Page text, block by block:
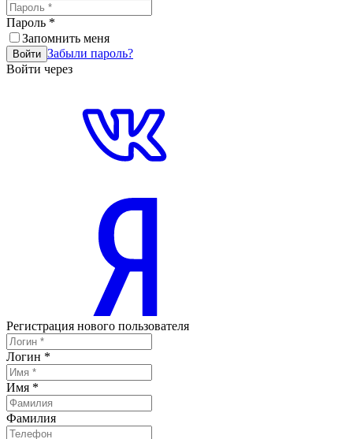
Пароль *
Запомнить меня
Войти Забыли пароль?
Войти через
Регистрация нового пользователя
Логин *
Имя *
Фамилия